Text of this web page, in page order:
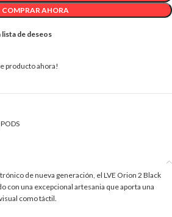
COMPRAR AHORA
lista de deseos
producto ahora!
PODS
de nueva generación, el LVE Orion 2 Black
con una excepcional artesania que aporta una
como táctil.